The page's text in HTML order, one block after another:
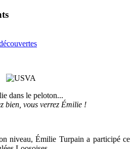
bien, vous verrez Émilie !
niveau, Émilie Turpain a participé ce